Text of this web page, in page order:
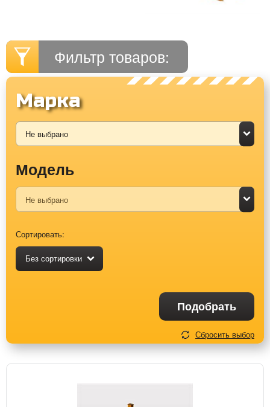
Фильтр товаров:
Марка
Модель
Сортировать:
Без сортировки
Подобрать
Сбросить выбор